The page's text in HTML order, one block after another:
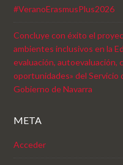
#VeranoErasmusPlus2026
Concluye con éxito el
ambientes inclusivos en la
evaluación, autoevaluación,
oportunidades» del Servicio
Gobierno de Navarra
META
Acceder